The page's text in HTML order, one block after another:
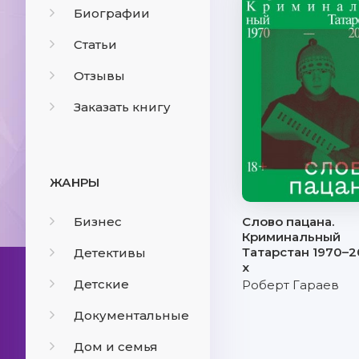
Биографии
Статьи
Отзывы
Заказать книгу
ЖАНРЫ
Бизнес
Детективы
Детские
Документальные
Дом и семья
Слово пацана.
Криминальный
Татарстан
х
Роберт Гараев